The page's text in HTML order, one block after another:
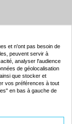
et n'ont pas besoin de
peuvent servir à
analyser l'audience
de géolocalisation
que stocker et
vos préférences à tout
en bas à gauche de